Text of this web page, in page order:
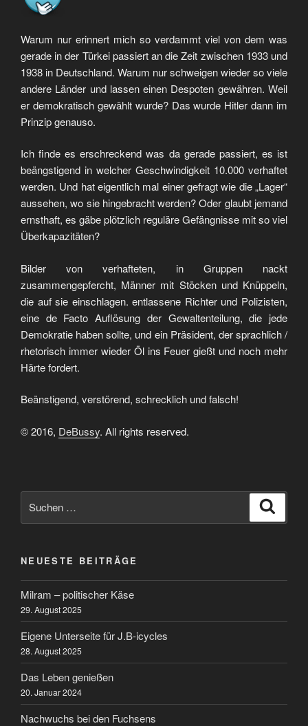
Warum nur erinnert mich so verdammt viel von dem was
gerade in der Türkei passiert an die Zeit zwischen 1933 und
1938 in Deutschland. Warum nur schweigen wieder so viele
andere Länder und lassen einen Despoten gewähren. Weil
er demokratisch gewählt wurde? Das wurde Hitler dann im
Prinzip genauso.
Ich finde es erschreckend was da gerade passiert, es ist
beängstigend in welcher Geschwindigkeit 10.000 verhaftet
werden. Und hat eigentlich mal einer gefragt wie die „Lager“
aussehen, wo sie hingebracht werden? Oder glaubt jemand
ernsthaft, es gäbe plötzlich reguläre Gefängnisse mit so viel
Überkapazitäten?
Bilder von verhafteten, in Gruppen nackt
zusammengepfercht, Männer mit Stöcken und Knüppeln,
die auf sie einschlagen. entlassene Richter und Polizisten,
eine de Facto Auflösung der Gewaltenteilung, die jede
Demokratie haben sollte, und ein Präsident, der sprachlich /
rhetorisch immer wieder Öl ins Feuer gießt und noch mehr
Härte fordert.
Beänstigend, verstörend, schrecklich und falsch!
© 2016, DeBussy. All rights reserved.
nach:
NEUESTE BEITRÄGE
Milram – politischer Käse
29. August 2025
Eigene Unterseite für J.B-icycles
28. August 2025
Das Leben genießen
20. Januar 2024
Nachwuchs bei den Fuchsens